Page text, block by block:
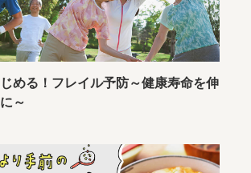
める！フレイル予防～健康寿命を伸
～